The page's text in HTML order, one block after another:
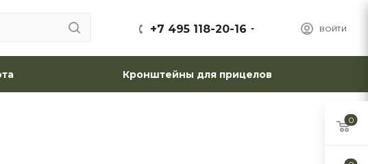
ВОЙТИ
+7 495 118-20-16
Кронштейны для прицелов
0